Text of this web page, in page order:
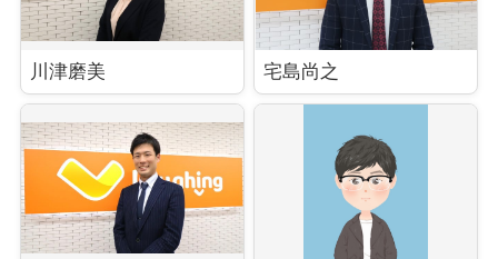
川津磨美 宅島尚之